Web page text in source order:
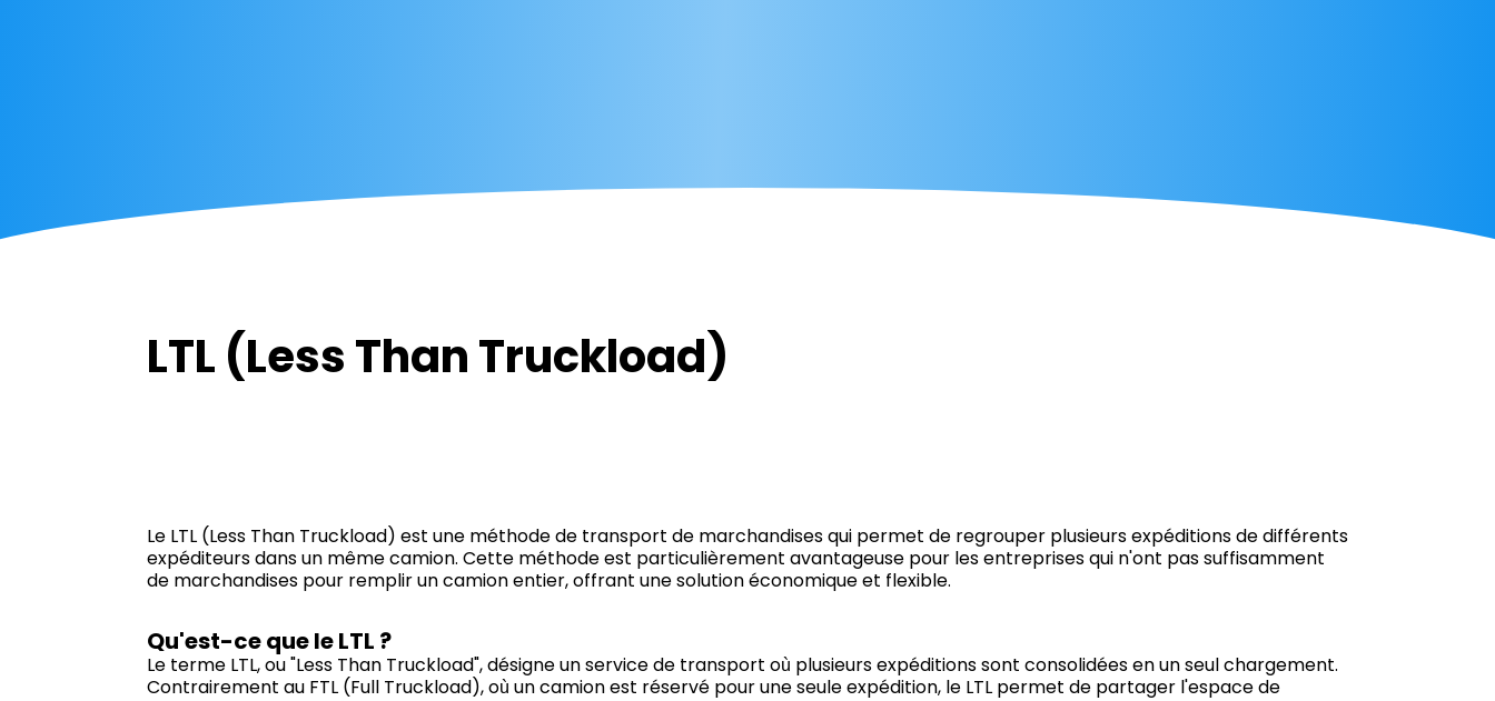
LTL (Less Than Truckload)
Le LTL (Less Than Truckload) est une méthode de transport de marchandises qui permet de regrouper plusieurs expéditions de différents
expéditeurs dans un même camion. Cette méthode est particulièrement avantageuse pour les entreprises qui n'ont pas suffisamment
de marchandises pour remplir un camion entier, offrant une solution économique et flexible.
Qu'est-ce que le LTL ?
Le terme LTL, ou "Less Than Truckload", désigne un service de transport où plusieurs expéditions sont consolidées en un seul chargement.
Contrairement au FTL (Full Truckload), où un camion est réservé pour une seule expédition, le LTL permet de partager l'espace de